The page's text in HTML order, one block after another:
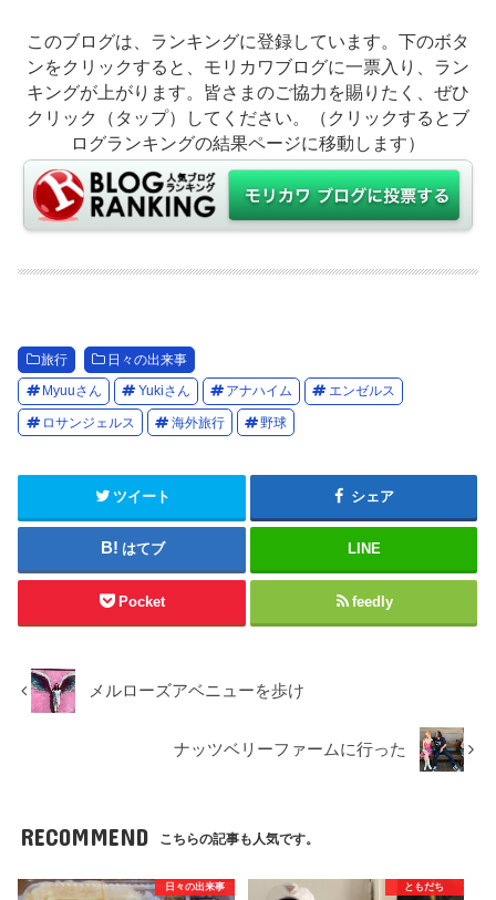
このブログは、ランキングに登録しています。下のボタ
ンをクリックすると、モリカワブログに一票入り、ラン
キングが上がります。皆さまのご協力を賜りたく、ぜひ
クリック（タップ）してください。（クリックするとブ
ログランキングの結果ページに移動します）
旅行 日々の出来事
Myuuさん Yukiさん アナハイム エンゼルス
ロサンジェルス 海外旅行 野球
ツイート シェア
はてブ LINE
Pocket feedly
メルローズアベニューを歩け
ナッツベリーファームに行った
RECOMMEND こちらの記事も人気です。
日々の出来事 ともだち